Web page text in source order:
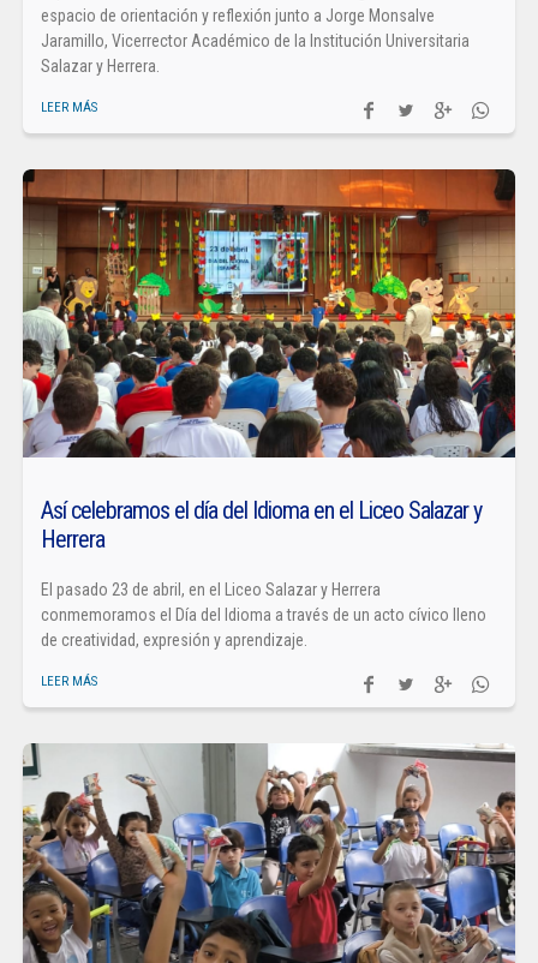
espacio de orientación y reflexión junto a Jorge Monsalve
Jaramillo, Vicerrector Académico de la Institución Universitaria
Salazar y Herrera.
LEER MÁS
Así celebramos el día del Idioma en el Liceo Salazar y
Herrera
El pasado 23 de abril, en el Liceo Salazar y Herrera
conmemoramos el Día del Idioma a través de un acto cívico lleno
de creatividad, expresión y aprendizaje.
LEER MÁS